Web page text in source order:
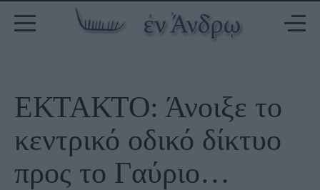
ΕΚΤΑΚΤΟ: Άνοιξε το
κεντρικό οδικό δίκτυο
προς το Γαύριο…